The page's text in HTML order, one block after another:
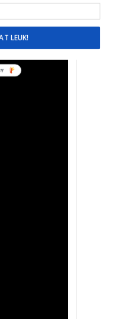
Sinterklaas
lang voor
te houden
LEUK!